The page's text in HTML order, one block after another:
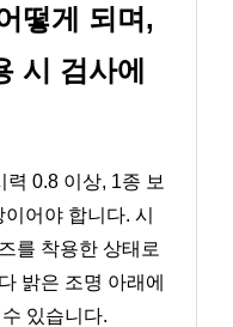
떻게 되며,
시 검사에
0.8 이상, 1종 보
어야 합니다. 시
를 착용한 상태로
밝은 조명 아래에
있습니다.